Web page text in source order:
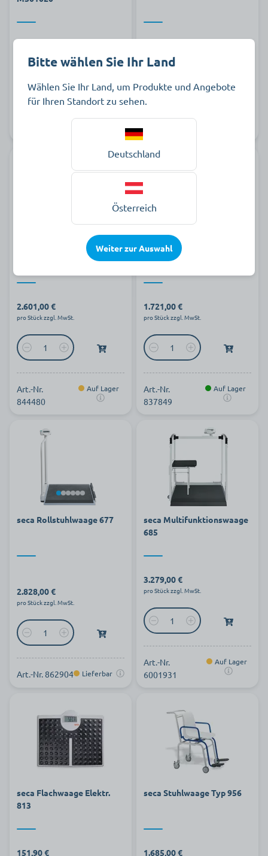
pro Stück zzgl. MwSt. pro Stück zzgl. MwSt.
seca Rollstuhlwaage 665
2.601,00 €
pro Stück zzgl. MwSt.
Art.-Nr.
844480
Auf Lager
seca Rollstuhlwaage 675
1.721,00 €
pro Stück zzgl. MwSt.
Art.-Nr.
837849
Auf Lager
seca Rollstuhlwaage 677
2.828,00 €
pro Stück zzgl. MwSt.
Art.-Nr. 862904 Lieferbar
seca Multifunktionswaage
685
3.279,00 €
pro Stück zzgl. MwSt.
Art.-Nr.
6001931
Auf Lager
seca Flachwaage Elektr.
813
151,90 €
seca Stuhlwaage Typ 956
1.685,00 €
Bitte wählen Sie Ihr Land
Wählen Sie Ihr Land, um Produkte und Angebote
für Ihren Standort zu sehen.
Deutschland
Österreich
Weiter zur Auswahl